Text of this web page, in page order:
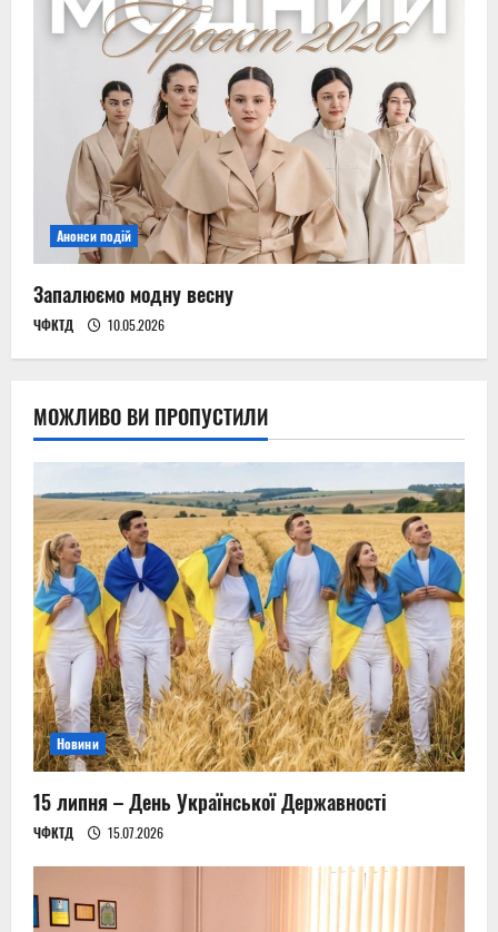
Анонси подій
Запалюємо модну весну
ЧФКТД 10.05.2026
МОЖЛИВО ВИ ПРОПУСТИЛИ
Новини
15 липня – День Української Державності
ЧФКТД 15.07.2026